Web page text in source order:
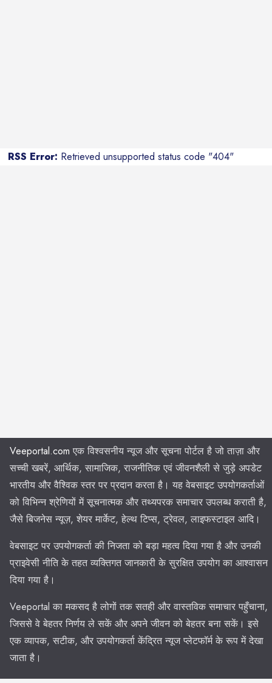
RSS Error: Retrieved unsupported status code "404"
Veeportal.com एक विश्वसनीय न्यूज और सूचना पोर्टल है जो ताज़ा और
सच्ची खबरें, आर्थिक, सामाजिक, राजनीतिक एवं जीवनशैली से जुड़े अपडेट
भारतीय और वैश्विक स्तर पर प्रदान करता है। यह वेबसाइट उपयोगकर्ताओं
को विभिन्न श्रेणियों में सूचनात्मक और तथ्यपरक समाचार उपलब्ध कराती है,
जैसे बिजनेस न्यूज़, शेयर मार्केट, हेल्थ टिप्स, ट्रेवल, लाइफस्टाइल आदि।
वेबसाइट पर उपयोगकर्ता की निजता को बड़ा महत्व दिया गया है और उनकी
प्राइवेसी नीति के तहत व्यक्तिगत जानकारी के सुरक्षित उपयोग का आश्वासन
दिया गया है।
Veeportal का मकसद है लोगों तक सतही और वास्तविक समाचार पहुँचाना,
जिससे वे बेहतर निर्णय ले सकें और अपने जीवन को बेहतर बना सकें। इसे
एक व्यापक, सटीक, और उपयोगकर्ता केंद्रित न्यूज प्लेटफॉर्म के रूप में देखा
जाता है।